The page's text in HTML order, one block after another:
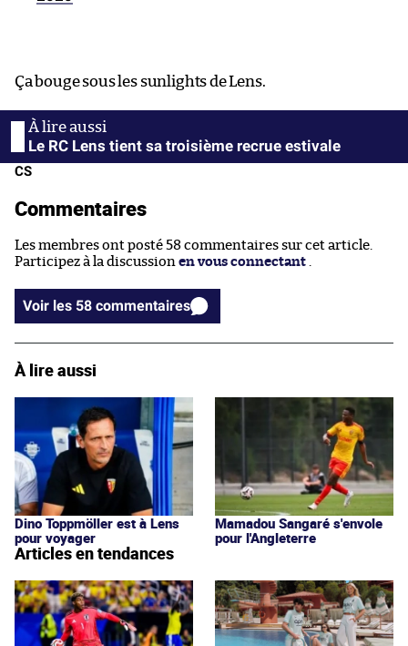
Ça bouge sous les sunlights de Lens.
Le RC Lens tient sa troisième recrue estivale
CS
Commentaires
Les membres ont posté 58 commentaires sur cet article.
Participez à la discussion en vous connectant
Voir les 58 commentaires
À lire aussi
Dino Toppmöller est à Lens
pour voyager
Mamadou Sangaré s'envole
pour l'Angleterre
Articles en tendances